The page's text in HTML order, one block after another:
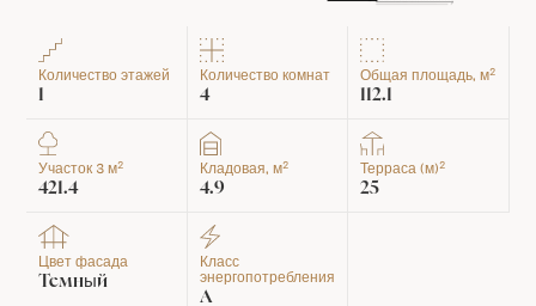
Количество этажей
1
Количество комнат
4
Общая площадь, м2
112.1
Участок 3 м2
421.4
Кладовая, м2
4.9
Терраса (м)2
25
Цвет фасада
Темный
Класс
энергопотребления
A